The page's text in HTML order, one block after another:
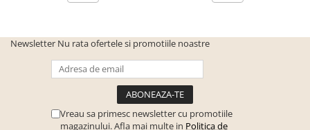
Newsletter Nu rata ofertele si promotiile noastre
Vreau sa primesc newsletter cu promotiile
magazinului. Afla mai multe in Politica de